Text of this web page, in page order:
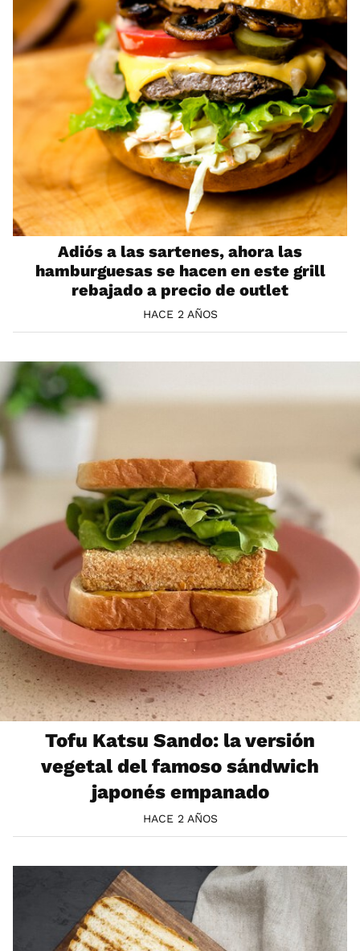
Adiós a las sartenes, ahora las
hamburguesas se hacen en este grill
rebajado a precio de outlet
HACE 2 AÑOS
Tofu Katsu Sando: la versión
vegetal del famoso sándwich
japonés empanado
HACE 2 AÑOS